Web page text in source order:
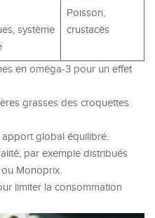
système
Poisson,
crustacés
en oméga-3 pour un effet
grasses des croquettes
global équilibré.
par exemple distribués
Monoprix.
limiter la consommation